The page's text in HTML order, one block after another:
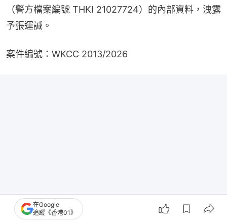
（警方檔案編號 THKI 21027724）的內部資料，洩露
予張運誠。
案件編號：WKCC 2013/2026
在Google
追蹤《香港01》